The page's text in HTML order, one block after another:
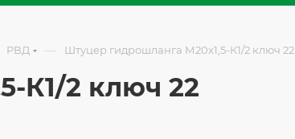
РВД — Штуцер гидрошланга М20х1,5-К1/2 ключ 22
К1/2 ключ 22